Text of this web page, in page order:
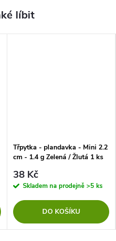
Třpytka - plandavka - Mini 2.2
cm - 1.4 g Zelená / Žlutá 1 ks
38 Kč
Skladem na prodejně >5 ks
DO KOŠÍKU